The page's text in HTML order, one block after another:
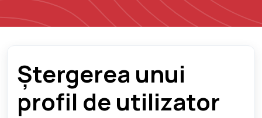
Ștergerea unui
profil de utilizator